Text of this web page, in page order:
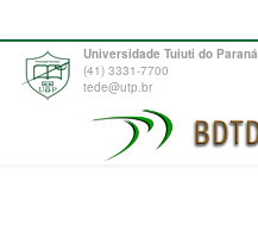
Universidade Tuiuti do Paraná
(41) 3331-7700
tede@utp.br